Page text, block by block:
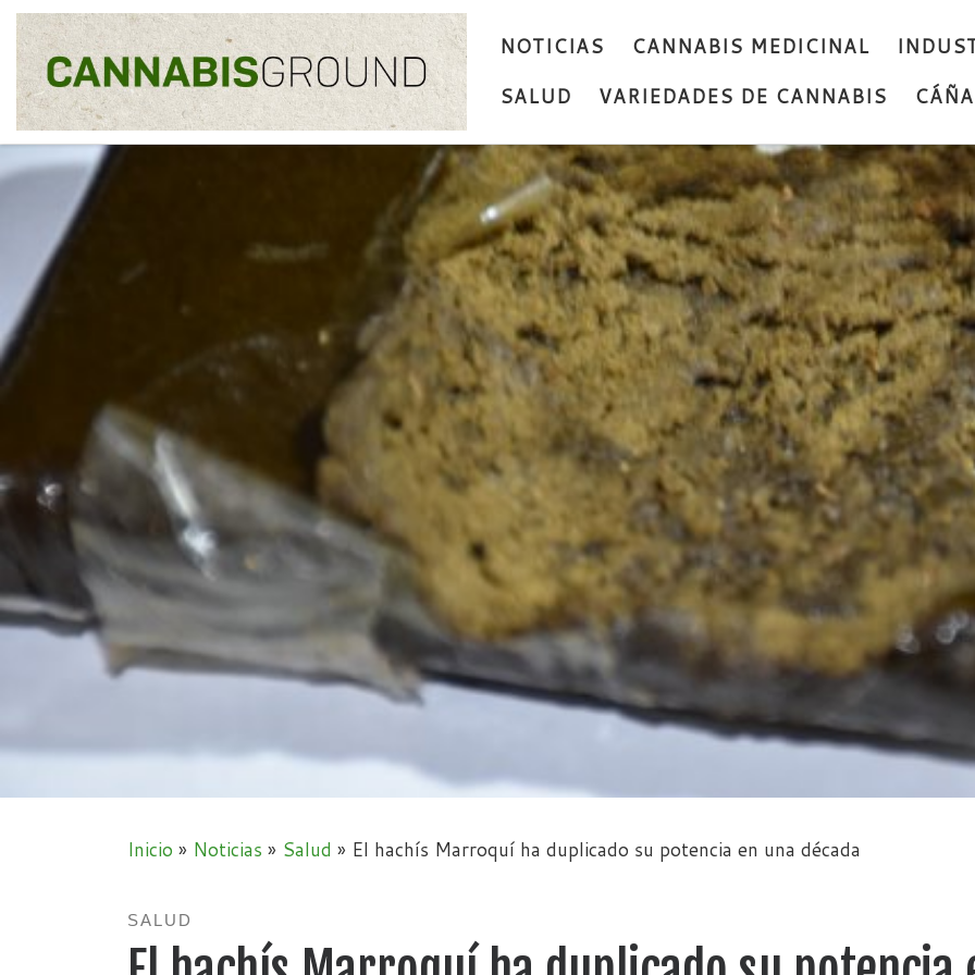
Skip to content NOTICIAS CANNABIS MEDICINAL
SALUD
VARIEDADES DE CANNABIS
Inicio » Noticias » Salud » El hachís Marroquí ha duplicado su potencia en una década
SALUD